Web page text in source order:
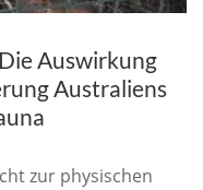
Auswirkung
Australiens
zur physischen